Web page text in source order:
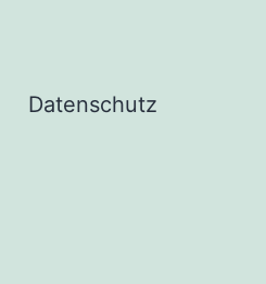
Datenschutz